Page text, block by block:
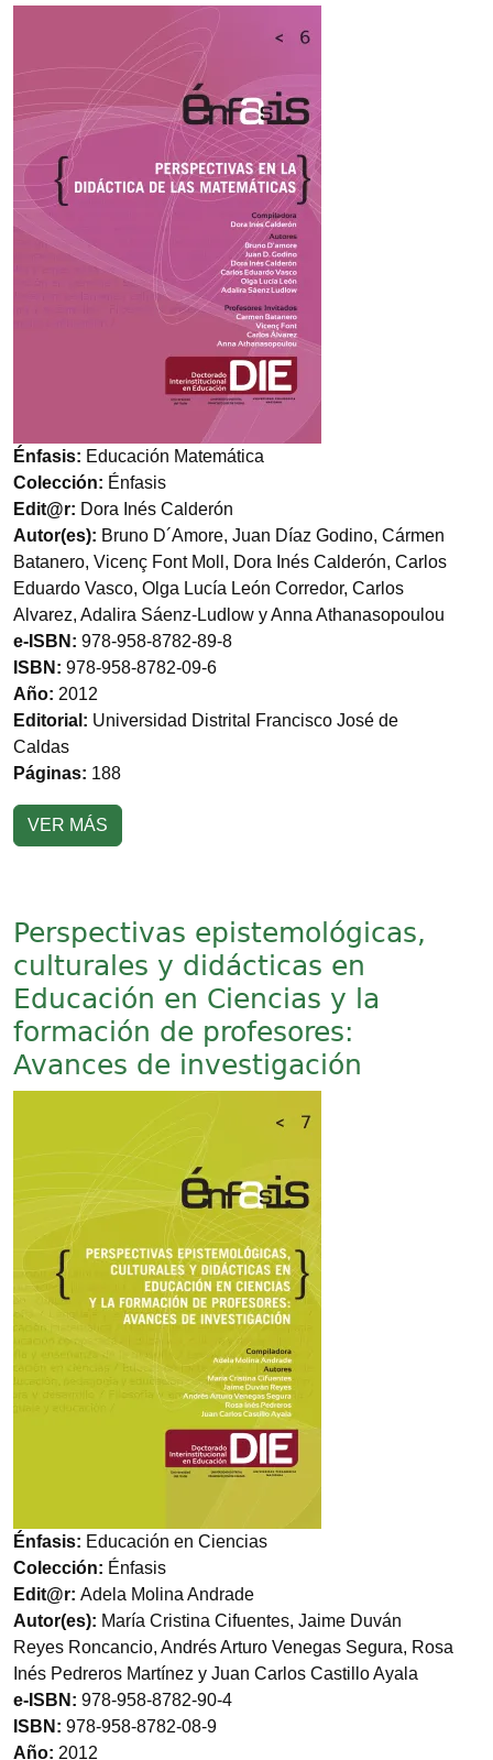
Énfasis: Educación Matemática
Colección: Énfasis
Edit@r: Dora Inés Calderón
Autor(es): Bruno D´Amore, Juan Díaz Godino, Cármen
Batanero, Vicenç Font Moll, Dora Inés Calderón, Carlos
Eduardo Vasco, Olga Lucía León Corredor, Carlos
Alvarez, Adalira Sáenz-Ludlow y Anna Athanasopoulou
e-ISBN: 978-958-8782-89-8
ISBN: 978-958-8782-09-6
Año: 2012
Editorial: Universidad Distrital Francisco José de
Caldas
Páginas: 188
VER MÁS
Perspectivas epistemológicas,
culturales y didácticas en
Educación en Ciencias y la
formación de profesores:
Avances de investigación
Énfasis: Educación en Ciencias
Colección: Énfasis
Edit@r: Adela Molina Andrade
Autor(es): María Cristina Cifuentes, Jaime Duván
Reyes Roncancio, Andrés Arturo Venegas Segura, Rosa
Inés Pedreros Martínez y Juan Carlos Castillo Ayala
e-ISBN: 978-958-8782-90-4
ISBN: 978-958-8782-08-9
Año: 2012